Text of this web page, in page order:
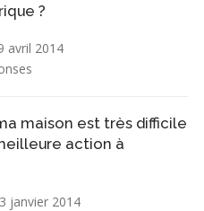
?
avril 2014
maison est très difficile
action à
3 janvier 2014